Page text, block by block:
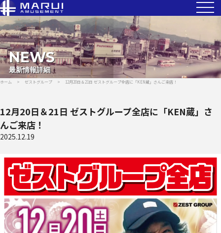
NEWS
最新情報詳細
ホーム > ゼストグループ > 12月20日＆21日 ゼストグループ全店に「KEN蔵」さんご来店！
12月20日＆21日 ゼストグループ全店に「KEN蔵」さ
んご来店！
2025.12.19